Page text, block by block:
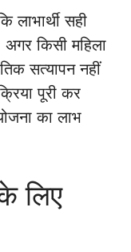
सही
अगर किसी महिला
सत्यापन नहीं
पूरी कर
का लाभ
लिए